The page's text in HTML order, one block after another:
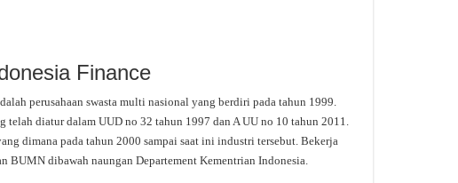
Finance
perusahaan swasta multi nasional yang berdiri pada tahun 1999.
telah diatur dalam UUD no 32 tahun 1997 dan A UU no 10 tahun 2011.
dimana pada tahun 2000 sampai saat ini industri tersebut. Bekerja
BUMN dibawah naungan Departement Kementrian Indonesia.